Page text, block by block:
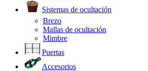
Sistemas de ocultación
Brezo
Mallas de ocultación
Mimbre
Puertas
Accesorios